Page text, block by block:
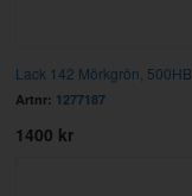
Lack 142 Mörkgrön, 500HB
Artnr: 1277187
1400 kr